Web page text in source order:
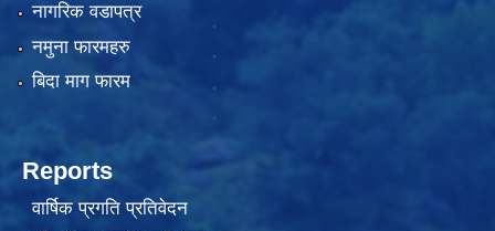
नागरिक वडापत्र
नमुना फारमहरु
बिदा माग फारम
Reports
वार्षिक प्रगति प्रतिवेदन